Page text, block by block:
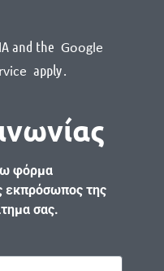
and the Google
apply.
φόρμα
εκπρόσωπος της
σας.